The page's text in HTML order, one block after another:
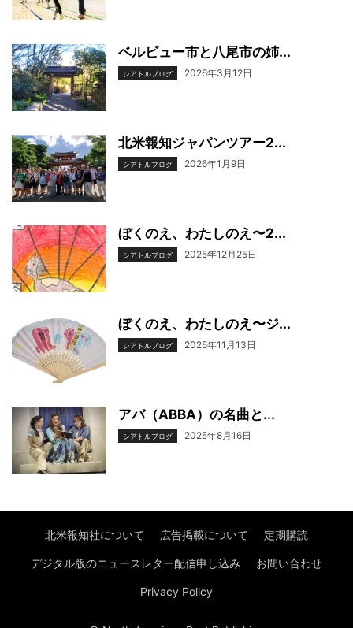
ベルビュー市と八尾市の姉...
シアトルブログ 2026年3月12日
北米報知ジャパンツアー2...
シアトルブログ 2026年1月9日
ぼくのえ、わたしのえ〜2...
シアトルブログ 2025年12月25日
ぼくのえ、わたしのえ〜ジ...
シアトルブログ 2025年11月13日
アバ（ABBA）の名曲と...
シアトルブログ 2025年8月16日
北米報知社について 広告掲載について 定期購読
デジタル版のニュースレター配信申し込み お問い合わせ
Privacy Policy